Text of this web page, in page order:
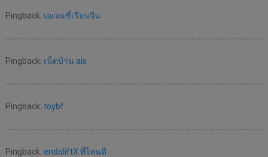
Pingback: เอเจนซี่เรียนจีน
Pingback: เน็ตบ้าน ais
Pingback: toybf
Pingback: endoliftX ที่ไหนดี